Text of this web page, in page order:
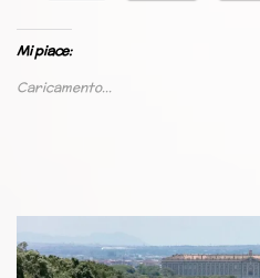
Mi piace:
Caricamento...